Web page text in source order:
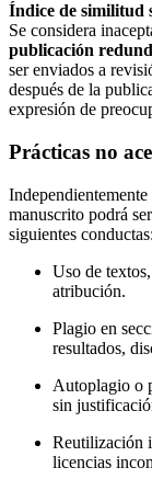
Índice de similitud
Se considera
publicación
ser enviados a
después de la
expresión de
Prácticas no
manuscrito podrá
siguientes conductas:
Uso de
atribución.
Plagio en
resultados,
Autoplagio o
sin
Reutilización
licencias